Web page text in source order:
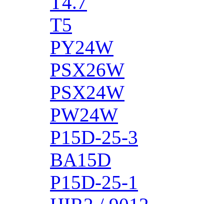
T5
PY24W
PSX26W
PSX24W
PW24W
P15D-25-3
BA15D
P15D-25-1